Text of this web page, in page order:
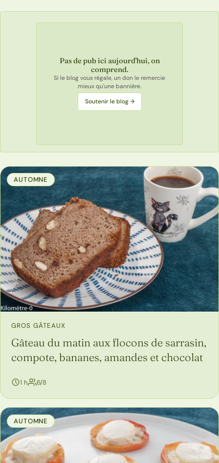
Pas de pub ici aujourd'hui, on
comprend.
Si le blog vous régale, un don le remercie
mieux qu'une bannière.
Soutenir le blog →
AUTOMNE
GROS GÂTEAUX
Gâteau du matin aux flocons de sarrasin,
compote, bananes, amandes et chocolat
1 h 6/8personnes
AUTOMNE